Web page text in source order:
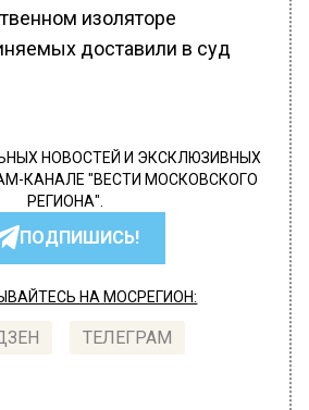
изоляторе
доставили в суд
НОВОСТЕЙ И ЭКСКЛЮЗИВНЫХ
КАНАЛЕ "ВЕСТИ МОСКОВСКОГО
РЕГИОНА".
ПОДПИШИСЬ!
НА МОСРЕГИОН:
ТЕЛЕГРАМ